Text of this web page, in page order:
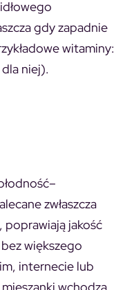
gdy zapadnie
witaminy:
niej).
–
zwłaszcza
poprawiają jakość
większego
internecie lub
wchodzą